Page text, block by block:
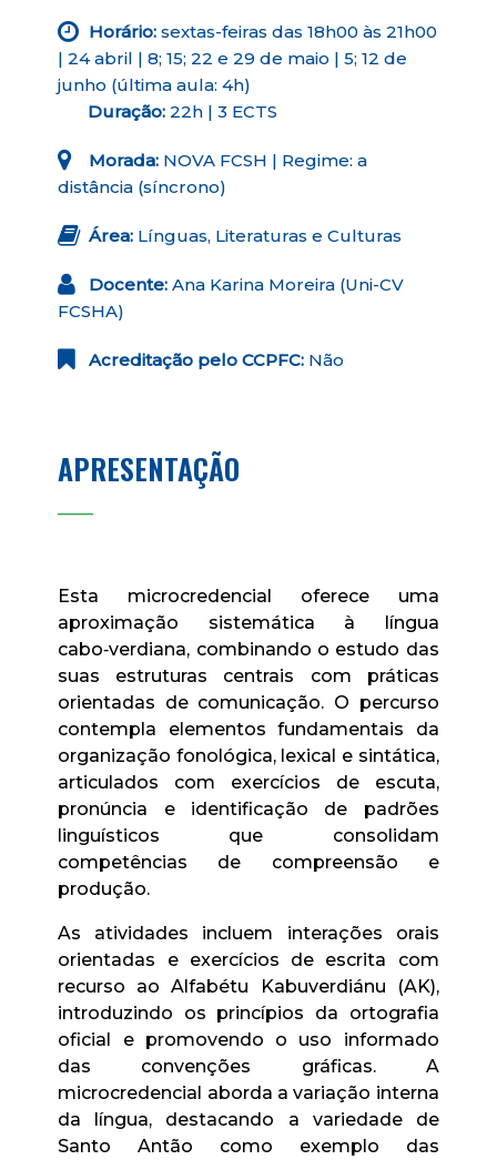
Horário: sextas-feiras das 18h00 às 21h00
| 24 abril | 8; 15; 22 e 29 de maio | 5; 12 de
junho (última aula: 4h)
Duração: 22h | 3 ECTS
Morada: NOVA FCSH | Regime: a
distância (síncrono)
Área: Línguas, Literaturas e Culturas
Docente: Ana Karina Moreira (Uni-CV
FCSHA)
Acreditação pelo CCPFC: Não
APRESENTAÇÃO
____
Esta microcredencial oferece uma
aproximação sistemática à língua
cabo‑verdiana, combinando o estudo das
suas estruturas centrais com práticas
orientadas de comunicação. O percurso
contempla elementos fundamentais da
organização fonológica, lexical e sintática,
articulados com exercícios de escuta,
pronúncia e identificação de padrões
linguísticos que consolidam
competências de compreensão e
produção.
As atividades incluem interações orais
orientadas e exercícios de escrita com
recurso ao Alfabétu Kabuverdiánu (AK),
introduzindo os princípios da ortografia
oficial e promovendo o uso informado
das convenções gráficas. A
microcredencial aborda a variação interna
da língua, destacando a variedade de
Santo Antão como exemplo das